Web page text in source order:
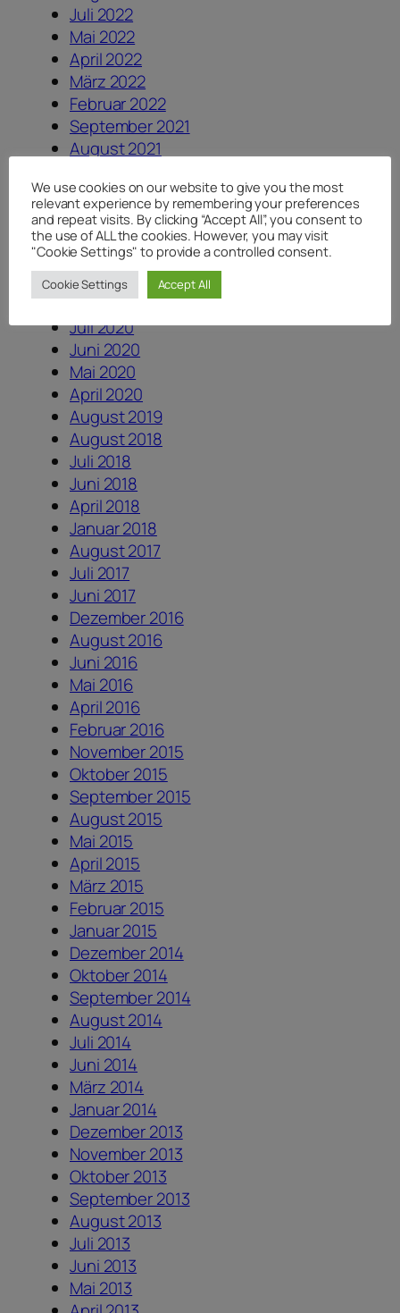
Juli 2022
Mai 2022
April 2022
März 2022
Februar 2022
September 2021
August 2021
Juni 2021
Mai 2021
März 2021
Februar 2021
Oktober 2020
September 2020
Juli 2020
Juni 2020
Mai 2020
April 2020
August 2019
August 2018
Juli 2018
Juni 2018
April 2018
Januar 2018
August 2017
Juli 2017
Juni 2017
Dezember 2016
August 2016
Juni 2016
Mai 2016
April 2016
Februar 2016
November 2015
Oktober 2015
September 2015
August 2015
Mai 2015
April 2015
März 2015
Februar 2015
Januar 2015
Dezember 2014
Oktober 2014
September 2014
August 2014
Juli 2014
Juni 2014
März 2014
Januar 2014
Dezember 2013
November 2013
Oktober 2013
September 2013
August 2013
Juli 2013
Juni 2013
Mai 2013
We use cookies on our website to give you the most
relevant experience by remembering your preferences
and repeat visits. By clicking “Accept All”, you consent to
the use of ALL the cookies. However, you may visit
"Cookie Settings" to provide a controlled consent.
Cookie Settings Accept All